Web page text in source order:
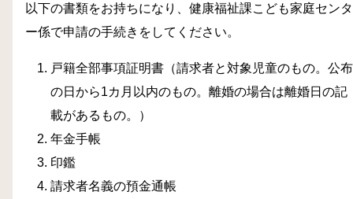
以下の書類をお持ちになり、健康福祉課こども家庭センタ
ー係で申請の手続きをしてください。
戸籍全部事項証明書（請求者と対象児童のもの。公布
の日から1カ月以内のもの。離婚の場合は離婚日の記
載があるもの。）
年金手帳
印鑑
請求者名義の預金通帳